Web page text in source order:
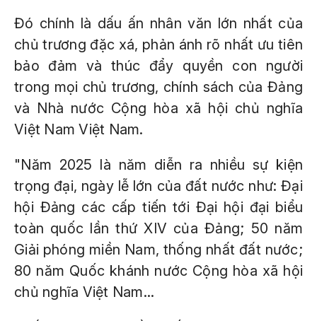
Đó chính là dấu ấn nhân văn lớn nhất của
chủ trương đặc xá, phản ánh rõ nhất ưu tiên
bảo đảm và thúc đẩy quyền con người
trong mọi chủ trương, chính sách của Đảng
và Nhà nước Cộng hòa xã hội chủ nghĩa
Việt Nam Việt Nam.
"Năm 2025 là năm diễn ra nhiều sự kiện
trọng đại, ngày lễ lớn của đất nước như: Đại
hội Đảng các cấp tiến tới Đại hội đại biểu
toàn quốc lần thứ XIV của Đảng; 50 năm
Giải phóng miền Nam, thống nhất đất nước;
80 năm Quốc khánh nước Cộng hòa xã hội
chủ nghĩa Việt Nam...